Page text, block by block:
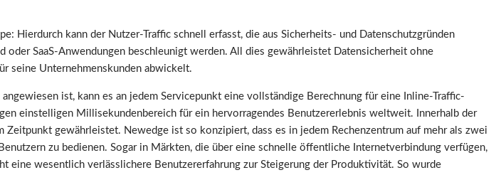
kann der Nutzer-Traffic schnell erfasst, die aus Sicherheits- und Datenschutzgründen
SaaS-Anwendungen beschleunigt werden. All dies gewährleistet Datensicherheit ohne
seine Unternehmenskunden abwickelt.
ist, kann es an jedem Servicepunkt eine vollständige Berechnung für eine Inline-Traffic-
einstelligen Millisekundenbereich für ein hervorragendes Benutzererlebnis weltweit. Innerhalb der
gewährleistet. Newedge ist so konzipiert, dass es in jedem Rechenzentrum auf mehr als zwei
zu bedienen. Sogar in Märkten, die über eine schnelle öffentliche Internetverbindung verfügen,
wesentlich verlässlichere Benutzererfahrung zur Steigerung der Produktivität. So wurde